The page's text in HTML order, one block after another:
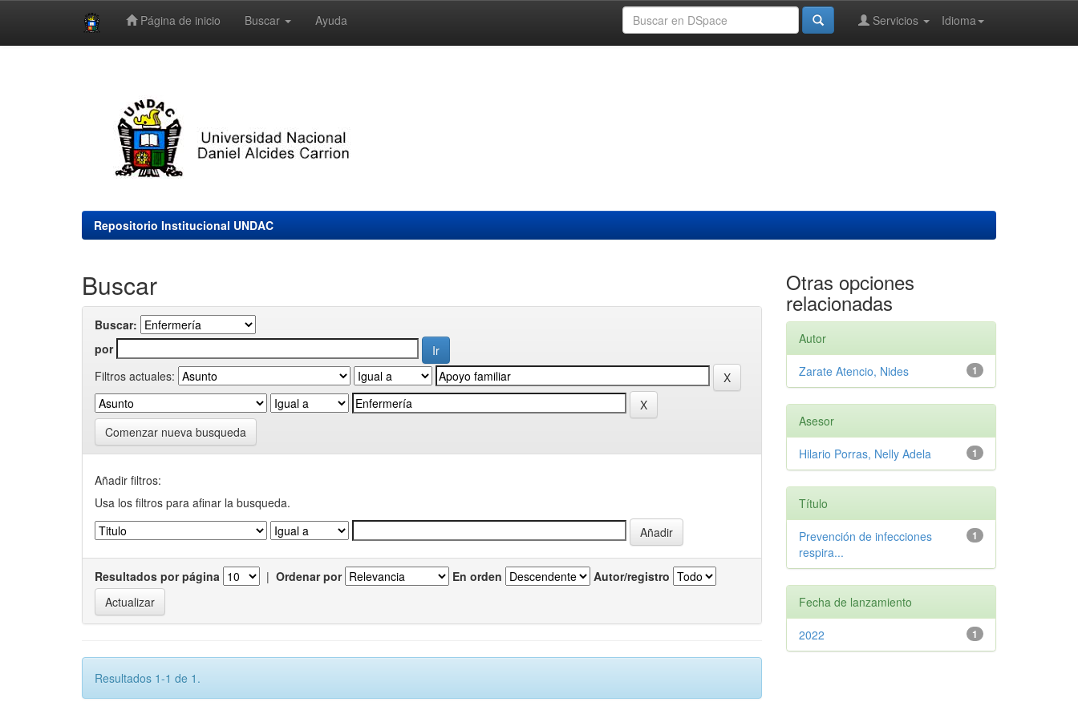
Página de inicio Buscar Ayuda Idioma
Servicios
Repositorio Institucional UNDAC
Buscar
Buscar:
por
Filtros actuales:
Comenzar nueva busqueda
Añadir filtros:
Usa los filtros para afinar la busqueda.
Resultados por página | Ordenar por En orden Autor/registro
Resultados 1-1 de 1.
Otras opciones
relacionadas
Autor
1
Zarate Atencio, Nides
Asesor
1
Hilario Porras, Nelly Adela
Título
1
Prevención de infecciones
respira...
Fecha de lanzamiento
1
2022